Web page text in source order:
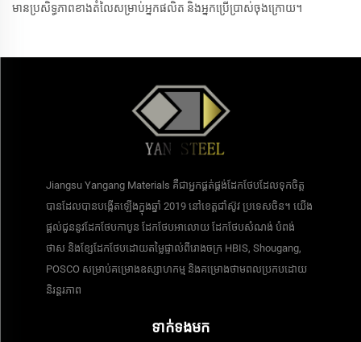
មានប្រសិទ្ធភាពខាងតំលៃសម្រាប់អ្នកផលិត និងអ្នកប្រើប្រាស់ចុងក្រោយ។
Jiangsu Yangang Materials គឺជាអ្នកផ្គត់ផ្គង់ដែកថែបដែលទុកចិត្ត
បានដែលបានបង្កើតឡើងក្នុងឆ្នាំ 2019 នៅខេត្តជាំស៊ូវ ប្រទេសចិន។ យើង
ផ្តល់ជូននូវដែកថែបកាបូន ដែកថែបអាលោយ ដែកថែបសំណង់ បំពង់
ថាស និងខ្សែដែកថែបដោយតម្លៃផ្ទាល់ពីរោងចក្រ HBIS, Shougang,
POSCO សម្រាប់គម្រោងឧស្សាហកម្ម និងគម្រោងថាមពលប្រកបដោយ
និរន្តរភាព
ទាក់ទងមក